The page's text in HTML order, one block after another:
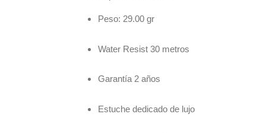
Peso: 29.00 gr
Water Resist 30 metros
Garantía 2 años
Estuche dedicado de lujo